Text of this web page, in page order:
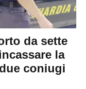
da sette
la
coniugi